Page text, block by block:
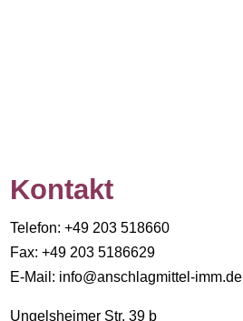
Kontakt
Telefon: +49 203 518660
Fax: +49 203 5186629
E-Mail: info@anschlagmittel-imm.de
Ungelsheimer Str. 39 b